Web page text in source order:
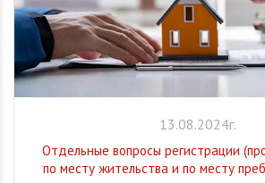
13.08.2024г.
Отдельные вопросы регистрации
по месту жительства и по месту